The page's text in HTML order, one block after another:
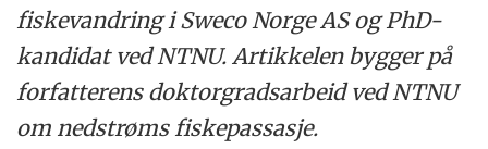
fiskevandring i Sweco Norge AS og PhD-
kandidat ved NTNU. Artikkelen bygger på
forfatterens doktorgradsarbeid ved NTNU
om nedstrøms fiskepassasje.